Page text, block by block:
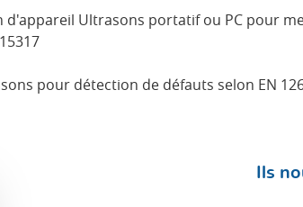
Ultrasons portatif ou PC pour
pour détection de défauts selon EN
Ils